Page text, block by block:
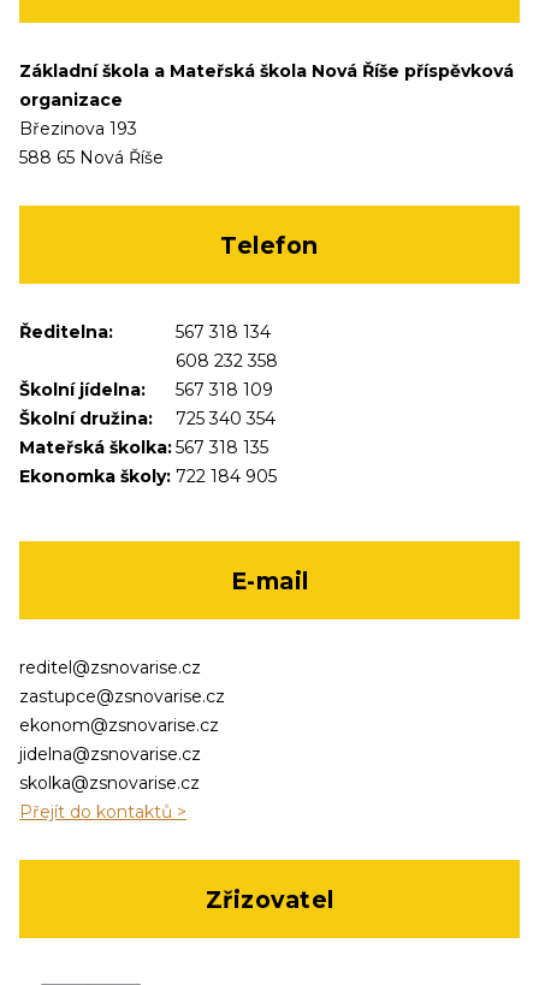
Základní škola a Mateřská škola Nová Říše příspěvková
organizace
Březinova 193
588 65 Nová Říše
Telefon
Ředitelna:
567 318 134
608 232 358
Školní jídelna:
567 318 109
Školní družina:
725 340 354
Mateřská školka:567 318 135
Ekonomka školy: 722 184 905
E-mail
reditel@zsnovarise.cz
zastupce@zsnovarise.cz
ekonom@zsnovarise.cz
jidelna@zsnovarise.cz
skolka@zsnovarise.cz
Přejít do kontaktů >
Zřizovatel